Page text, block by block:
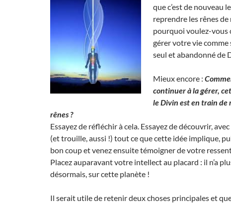
que c’est de nouveau
reprendre les rênes
pourquoi voulez-vous
gérer votre vie comme
seul et abandonné de
Mieux encore :
continuer à la gérer,
le Divin est en train de
rênes ?
Essayez de réfléchir à cela. Essayez de découvrir,
(et trouille, aussi !) tout ce que cette idée implique,
bon coup et venez ensuite témoigner de votre
Placez auparavant votre intellect au placard : il n’a
désormais, sur cette planète !
Il serait utile de retenir deux choses principales et